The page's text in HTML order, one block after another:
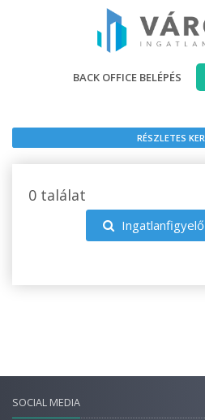
BACK OFFICE BELÉPÉS
RÉSZLETES
0 találat
SOCIAL MEDIA